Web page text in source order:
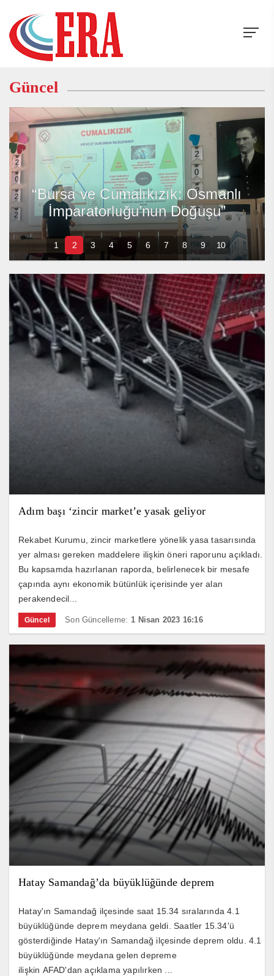
Güncel
“Toplum Sağlığını Koruyanlar
Şiddete Karşı Yasal Güvence
İstiyor”
1 2 3 4 5 6 7 8 9 10
Adım başı ‘zincir market’e yasak geliyor
Rekabet Kurumu, zincir marketlere yönelik yasa tasarısında
yer alması gereken maddelere ilişkin öneri raporunu açıkladı.
Bu kapsamda hazırlanan raporda, belirlenecek bir mesafe
çapında aynı ekonomik bütünlük içerisinde yer alan
perakendecil...
Güncel Son Güncelleme: 1 Nisan 2023 16:16
Hatay Samandağ’da büyüklüğünde deprem
Hatay'ın Samandağ ilçesinde saat 15.34 sıralarında 4.1
büyüklüğünde deprem meydana geldi. Saatler 15.34'ü
gösterdiğinde Hatay'ın Samandağ ilçesinde deprem oldu. 4.1
büyüklüğünde meydana gelen depreme
ilişkin AFAD'dan açıklama yapılırken ...